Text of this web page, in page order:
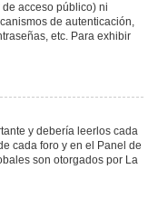
acceso público) ni
de autenticación,
etc. Para exhibir
y debería leerlos cada
cada foro y en el Panel de
son otorgados por La